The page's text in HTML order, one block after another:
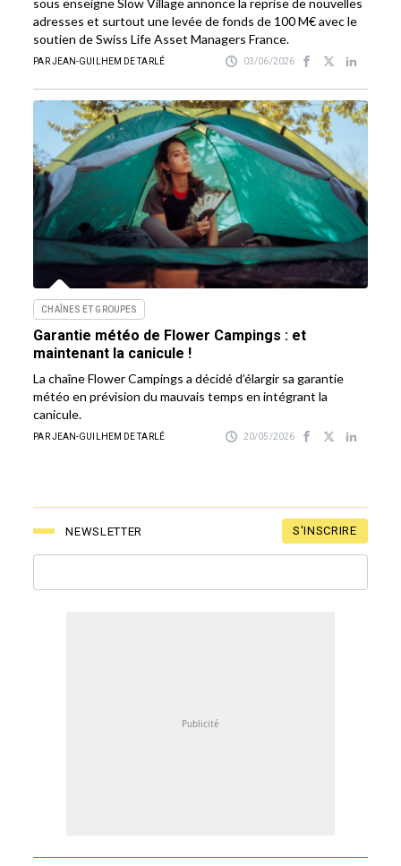
sous enseigne Slow Village annonce la reprise de nouvelles
adresses et surtout une levée de fonds de 100 M€ avec le
soutien de Swiss Life Asset Managers France.
PAR JEAN-GUILHEM DE TARLÉ 03/06/2026
CHAÎNES ET GROUPES
Garantie météo de Flower Campings : et
maintenant la canicule !
La chaîne Flower Campings a décidé d’élargir sa garantie
météo en prévision du mauvais temps en intégrant la
canicule.
PAR JEAN-GUILHEM DE TARLÉ 20/05/2026
NEWSLETTER S'INSCRIRE